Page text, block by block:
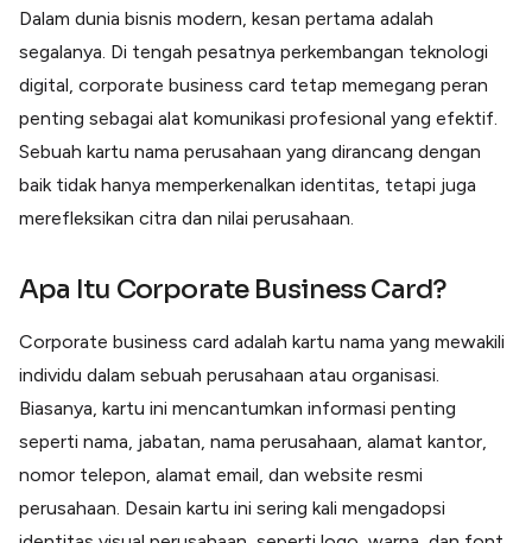
Konstruksi
Kelola Pembayaran Termin Proyek
Health & Beauty
Lainnya
Open API
Software Akuntansi
Pencatatan Laporan Keuangan Gratis
Integrasi Accurate
Integrasi Paper dengan Accurate
Dalam dunia bisnis modern, kesan pertama adalah
segalanya. Di tengah pesatnya perkembangan teknologi
digital, corporate business card tetap memegang peran
penting sebagai alat komunikasi profesional yang efektif.
Sebuah kartu nama perusahaan yang dirancang dengan
baik tidak hanya memperkenalkan identitas, tetapi juga
merefleksikan citra dan nilai perusahaan.
Apa Itu Corporate Business Card?
Corporate business card adalah kartu nama yang mewakili
individu dalam sebuah perusahaan atau organisasi.
Biasanya, kartu ini mencantumkan informasi penting
seperti nama, jabatan, nama perusahaan, alamat kantor,
nomor telepon, alamat email, dan website resmi
perusahaan. Desain kartu ini sering kali mengadopsi